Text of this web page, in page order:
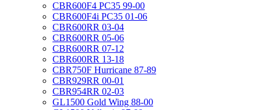
CBR600F4 PC35 99-00
CBR600F4i PC35 01-06
CBR600RR 03-04
CBR600RR 05-06
CBR600RR 07-12
CBR600RR 13-18
CBR750F Hurricane 87-89
CBR929RR 00-01
CBR954RR 02-03
GL1500 Gold Wing 88-00